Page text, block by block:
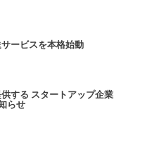
ービスを本格始動
する スタートアップ企業
らせ